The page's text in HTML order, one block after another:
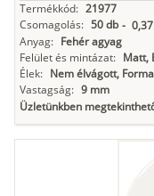
Termékkód: 21977
Csomagolás: 50 db -
Anyag: Fehér agyag
Felület és mintázat: Matt,
Élek: Nem élvágott,
Vastagság: 9 mm
Üzletünkben